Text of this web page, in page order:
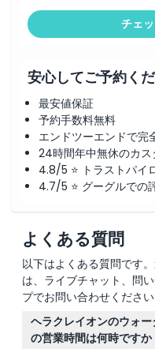
利用規約
キャンセルポリシー
チェ
安心してご予約く
最安値保証
予約手数料無料
エンドツーエンドで完
24時間年中無休のカス
4.8/5 ⭐ トラストパイ
4.7/5 ⭐ グーグルでの
よくある質問
以下はよくある質問です
は、ライブチャット、問
プでお問い合わせください
ヘラクレイオンのウォ
の営業時間は何時ですか